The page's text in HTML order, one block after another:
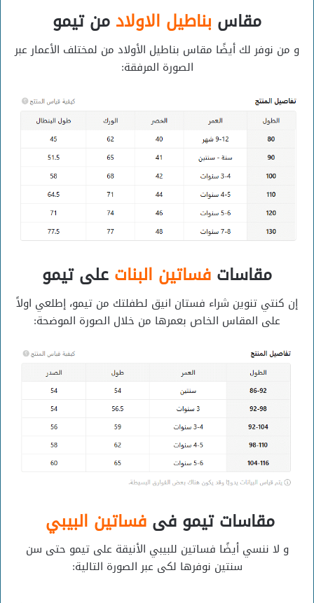
مقاس بناطيل الاولاد من تيمو
و من نوفر لك أيضًا مقاس بناطيل الأولاد من لمختلف الأعمار عبر
الصورة المرفقة:
مقاسات فساتين البنات على تيمو
إن كنتي تنوين شراء فستان انيق لطفلتك من تيمو، إطلعي اولاً
على المقاس الخاص بعمرها من خلال الصورة الموضحة:
مقاسات تيمو فىفساتين البيبي
و لا ننسي أيضًا فساتين للبيبي الأنيقة على تيمو حتى سن
سنتين نوفرها لكى عبر الصورة التالية: